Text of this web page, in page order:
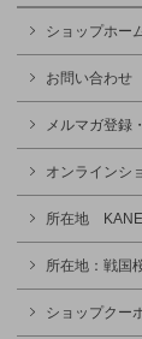
ショップホー
お問い合わせ
メルマガ登録
オンラインシ
所在地
所在地：戦国
ショップクー